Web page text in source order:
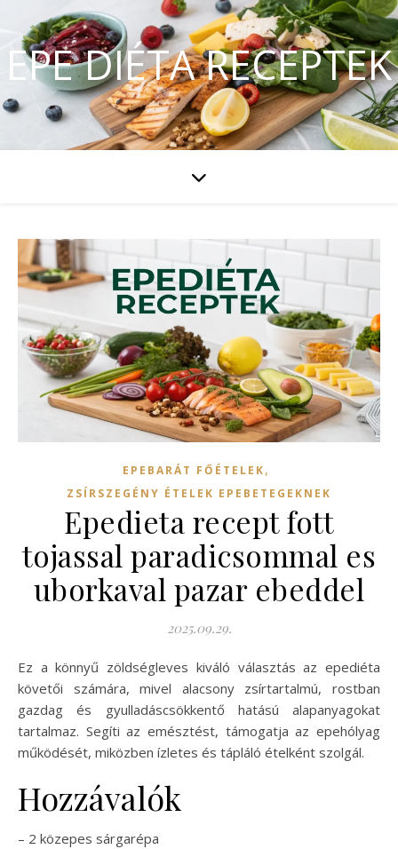
EPE DIÉTA RECEPTEK
EPEBARÁT FŐÉTELEK,
ZSÍRSZEGÉNY ÉTELEK EPEBETEGEKNEK
Epedieta recept fott
tojassal paradicsommal es
uborkaval pazar ebeddel
2025.09.29.
Ez a könnyű zöldségleves kiváló választás az epediéta
követői számára, mivel alacsony zsírtartalmú, rostban
gazdag és gyulladáscsökkentő hatású alapanyagokat
tartalmaz. Segíti az emésztést, támogatja az epehólyag
működését, miközben ízletes és tápláló ételként szolgál.
Hozzávalók
– 2 közepes sárgarépa